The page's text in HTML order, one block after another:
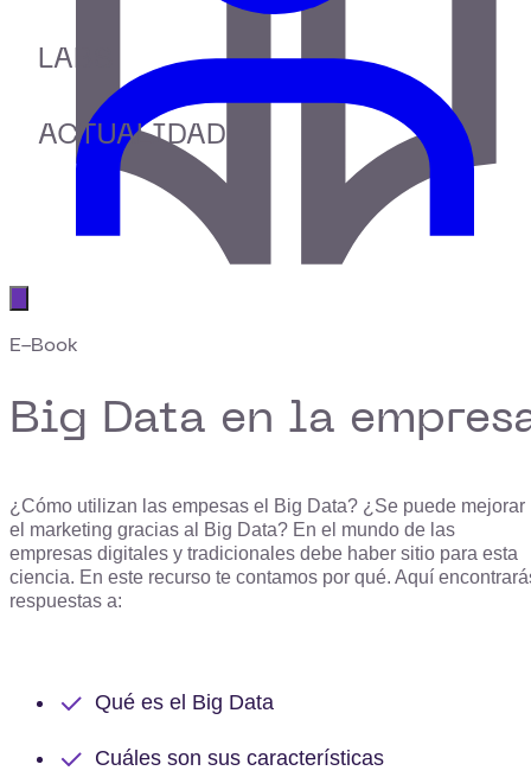
LABS
ACTUALIDAD
E-Book
Big Data en la
¿Cómo utilizan las empesas el Big Data? ¿Se puede mejorar
el marketing gracias al Big Data? En el mundo de las
empresas digitales y tradicionales debe haber sitio para esta
ciencia. En este recurso te contamos por qué. Aquí
respuestas a:
Qué es el Big Data
Cuáles son sus características